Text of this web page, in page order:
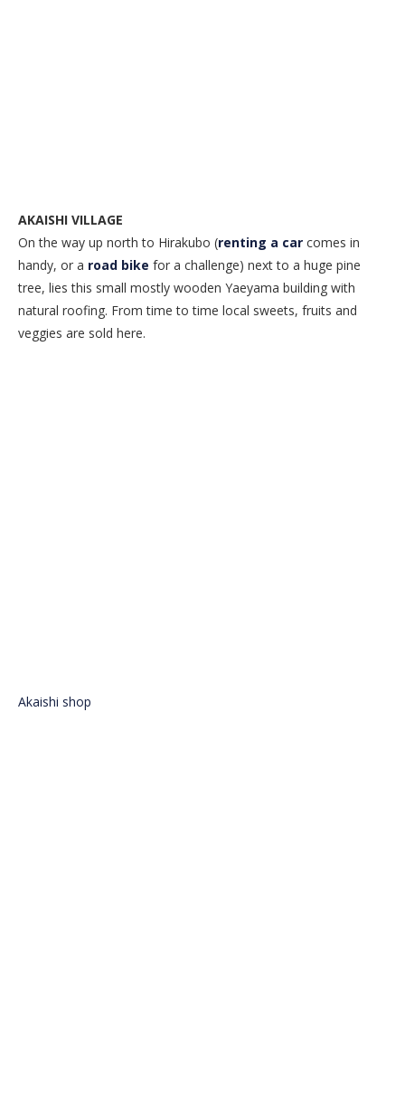
AKAISHI VILLAGE
On the way up north to Hirakubo (renting a car comes in
handy, or a road bike for a challenge) next to a huge pine
tree, lies this small mostly wooden Yaeyama building with
natural roofing. From time to time local sweets, fruits and
veggies are sold here.